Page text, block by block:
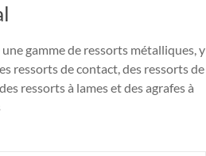
gamme de ressorts métalliques, y
ressorts de contact, des ressorts de
ressorts à lames et des agrafes à